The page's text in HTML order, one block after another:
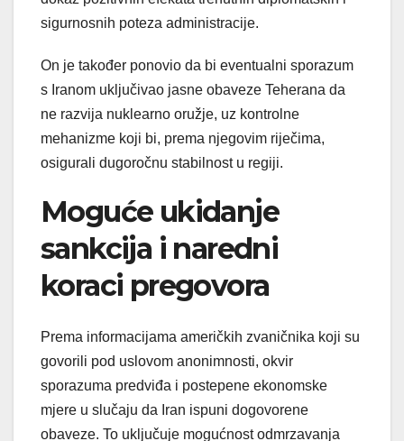
sigurnosnih poteza administracije.
On je također ponovio da bi eventualni sporazum
s Iranom uključivao jasne obaveze Teherana da
ne razvija nuklearno oružje, uz kontrolne
mehanizme koji bi, prema njegovim riječima,
osigurali dugoročnu stabilnost u regiji.
Moguće ukidanje
sankcija i naredni
koraci pregovora
Prema informacijama američkih zvaničnika koji su
govorili pod uslovom anonimnosti, okvir
sporazuma predviđa i postepene ekonomske
mjere u slučaju da Iran ispuni dogovorene
obaveze. To uključuje mogućnost odmrzavanja